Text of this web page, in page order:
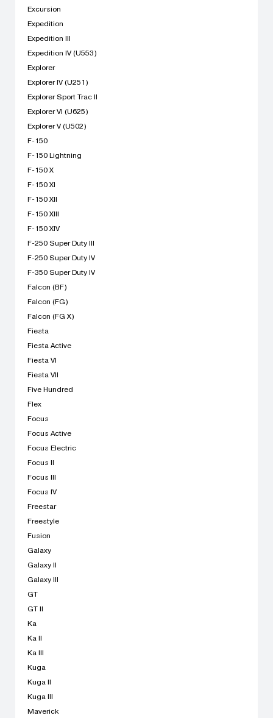
Excursion
Expedition
Expedition III
Expedition IV (U553)
Explorer
Explorer IV (U251)
Explorer Sport Trac II
Explorer VI (U625)
Explorer V (U502)
F-150
F-150 Lightning
F-150 X
F-150 XI
F-150 XII
F-150 XIII
F-150 XIV
F-250 Super Duty III
F-250 Super Duty IV
F-350 Super Duty IV
Falcon (BF)
Falcon (FG)
Falcon (FG X)
Fiesta
Fiesta Active
Fiesta VI
Fiesta VII
Five Hundred
Flex
Focus
Focus Active
Focus Electric
Focus II
Focus III
Focus IV
Freestar
Freestyle
Fusion
Galaxy
Galaxy II
Galaxy III
GT
GT II
Ka
Ka II
Ka III
Kuga
Kuga II
Kuga III
Maverick